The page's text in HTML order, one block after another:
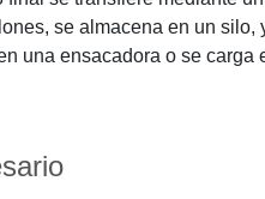
se almacena en un silo,
una ensacadora o se carga